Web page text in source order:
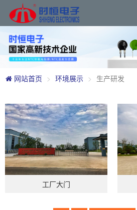
网站首页 环境展示 生产研发
工厂大门